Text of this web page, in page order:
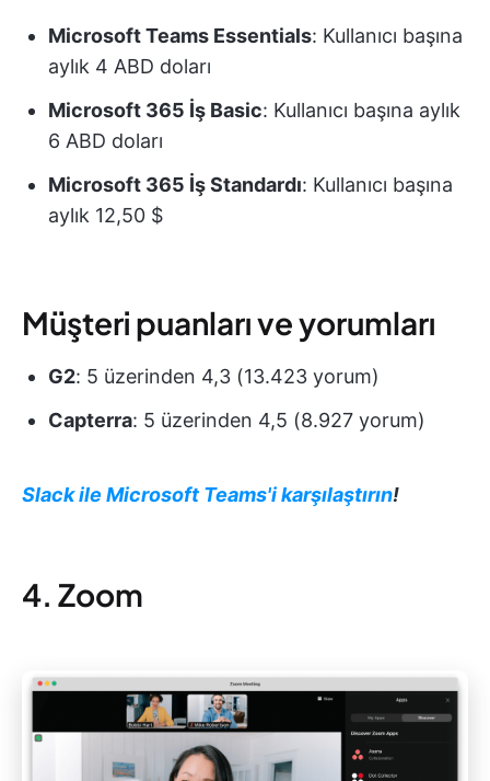
Microsoft Teams Essentials: Kullanıcı başına
aylık 4 ABD doları
Microsoft 365 İş Basic: Kullanıcı başına aylık
6 ABD doları
Microsoft 365 İş Standardı: Kullanıcı başına
aylık 12,50 $
Müşteri puanları ve yorumları
G2: 5 üzerinden 4,3 (13.423 yorum)
Capterra: 5 üzerinden 4,5 (8.927 yorum)
Slack ile Microsoft Teams'i karşılaştırın!
4. Zoom